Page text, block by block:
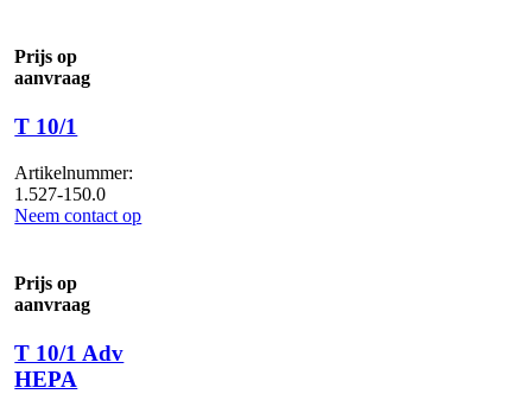
Prijs op
aanvraag
T 10/1
Artikelnummer:
1.527-150.0
Neem contact op
Prijs op
aanvraag
T 10/1 Adv
HEPA